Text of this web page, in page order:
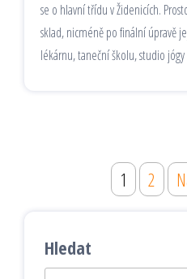
se o hlavní třídu v Židenicích.
sklad, nicméně po finální úpravě
lékárnu, taneční školu, studio
Stránkování
příspěvků
1 2
Hledat